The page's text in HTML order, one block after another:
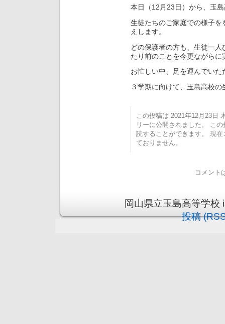
本日（12月23日）から、玉
生徒たちのご家庭での様子
えします。
どの保護者の方も、生徒一
たり前のことを今更ながらに
お忙しい中、足を運んでい
３学期に向けて、玉島高校
この投稿は 2021年12月23日
リーに公開されました。 こ
読することができます。 現
ておりません。
コメント
岡山県立玉島高等学
投稿